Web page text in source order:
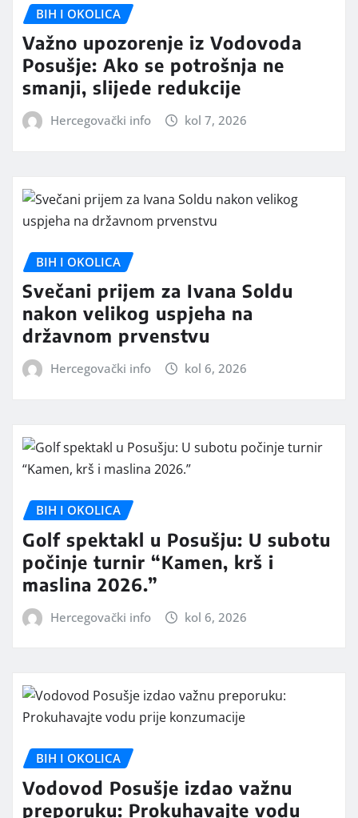
BIH I OKOLICA
Važno upozorenje iz Vodovoda
Posušje: Ako se potrošnja ne
smanji, slijede redukcije
Hercegovački info kol 7, 2026
BIH I OKOLICA
Svečani prijem za Ivana Soldu
nakon velikog uspjeha na
državnom prvenstvu
Hercegovački info kol 6, 2026
BIH I OKOLICA
Golf spektakl u Posušju: U subotu
počinje turnir “Kamen, krš i
maslina 2026.”
Hercegovački info kol 6, 2026
BIH I OKOLICA
Vodovod Posušje izdao važnu
preporuku: Prokuhavajte vodu